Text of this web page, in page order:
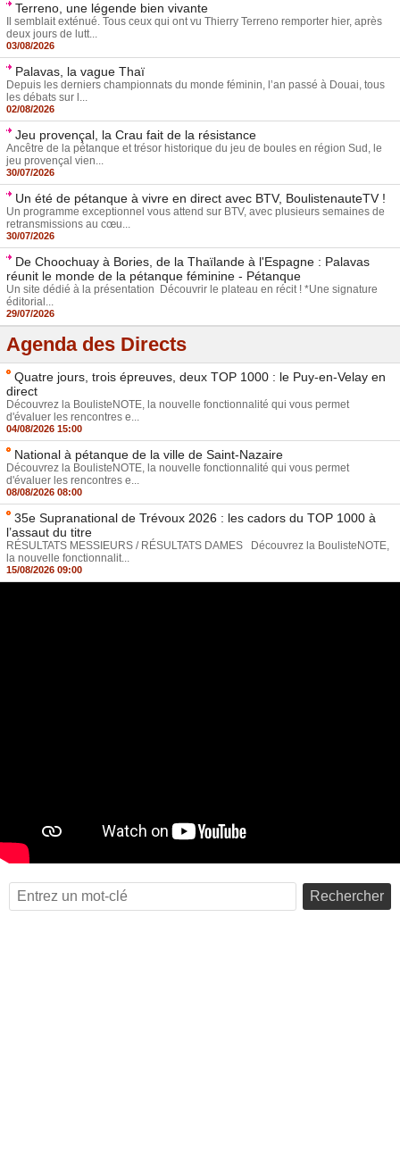
Terreno, une légende bien vivante
Il semblait exténué. Tous ceux qui ont vu Thierry Terreno remporter hier, après
deux jours de lutt...
03/08/2026
Palavas, la vague Thaï
Depuis les derniers championnats du monde féminin, l’an passé à Douai, tous
les débats sur l...
02/08/2026
Jeu provençal, la Crau fait de la résistance
Ancêtre de la pétanque et trésor historique du jeu de boules en région Sud, le
jeu provençal vien...
30/07/2026
Un été de pétanque à vivre en direct avec BTV, BoulistenauteTV !
Un programme exceptionnel vous attend sur BTV, avec plusieurs semaines de
retransmissions au cœu...
30/07/2026
De Choochuay à Bories, de la Thaïlande à l'Espagne : Palavas
réunit le monde de la pétanque féminine - Pétanque
Un site dédié à la présentation Découvrir le plateau en récit ! *Une signature
éditorial...
29/07/2026
Agenda des Directs
Quatre jours, trois épreuves, deux TOP 1000 : le Puy-en-Velay en
direct
Découvrez la BoulisteNOTE, la nouvelle fonctionnalité qui vous permet
d'évaluer les rencontres e...
04/08/2026 15:00
National à pétanque de la ville de Saint-Nazaire
Découvrez la BoulisteNOTE, la nouvelle fonctionnalité qui vous permet
d'évaluer les rencontres e...
08/08/2026 08:00
35e Supranational de Trévoux 2026 : les cadors du TOP 1000 à
l’assaut du titre
RÉSULTATS MESSIEURS / RÉSULTATS DAMES Découvrez la BoulisteNOTE,
la nouvelle fonctionnalit...
15/08/2026 09:00
Rechercher